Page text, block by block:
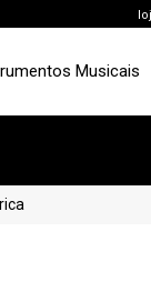
Musicais